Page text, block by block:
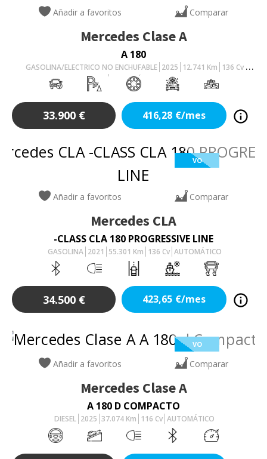
Añadir a favoritos Comparar
Mercedes Clase A
A 180
GASOLINA/ELECTRICO NO ENCHUFABLE 2025 12.741 Km 136 Cv
AUTOMÁTICO
33.900 € 416,28 €/mes
VO
Añadir a favoritos Comparar
Mercedes CLA
-CLASS CLA 180 PROGRESSIVE LINE
GASOLINA 2021 55.301 Km 136 Cv AUTOMÁTICO
34.500 € 423,65 €/mes
VO
Añadir a favoritos Comparar
Mercedes Clase A
A 180 D COMPACTO
DIESEL 2025 37.074 Km 116 Cv AUTOMÁTICO